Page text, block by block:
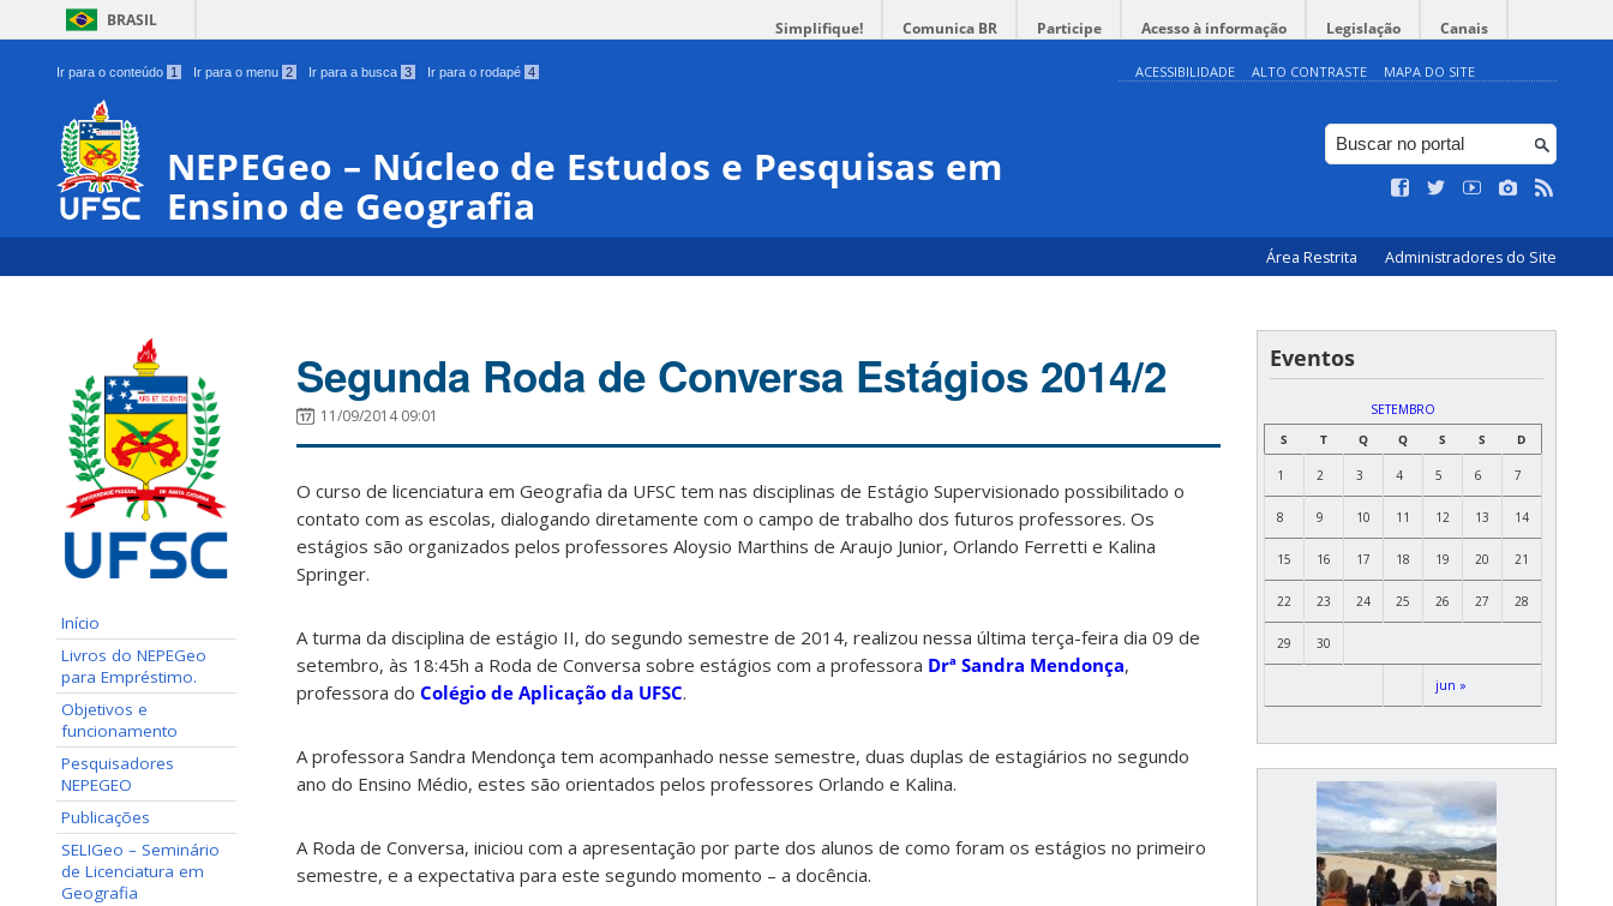
BRASIL Simplifique! Comunica BR Participe Acesso à informação Legislação Canais
Ir para o conteúdo 1 Ir para o menu 2 Ir para a busca 3 Ir para o rodapé 4 ACESSIBILIDADE ALTO CONTRASTE MAPA DO SITE
NEPEGeo – Núcleo de Estudos e Pesquisas em
Ensino de Geografia
Área Restrita Administradores do Site
Início
Livros do NEPEGeo
para Empréstimo.
Objetivos e
funcionamento
Pesquisadores
NEPEGEO
Publicações
SELIGeo – Seminário
de Licenciatura em
Geografia
Segunda Roda de Conversa Estágios 2014/2
11/09/2014 09:01
O curso de licenciatura em Geografia da UFSC tem nas disciplinas de Estágio Supervisionado possibilitado o
contato com as escolas, dialogando diretamente com o campo de trabalho dos futuros professores. Os
estágios são organizados pelos professores Aloysio Marthins de Araujo Junior, Orlando Ferretti e Kalina
Springer.
A turma da disciplina de estágio II, do segundo semestre de 2014, realizou nessa última terça-feira dia 09 de
setembro, às 18:45h a Roda de Conversa sobre estágios com a professora Drª Sandra Mendonça,
professora do Colégio de Aplicação da UFSC.
A professora Sandra Mendonça tem acompanhado nesse semestre, duas duplas de estagiários no segundo
ano do Ensino Médio, estes são orientados pelos professores Orlando e Kalina.
A Roda de Conversa, iniciou com a apresentação por parte dos alunos de como foram os estágios no primeiro
semestre, e a expectativa para este segundo momento – a docência.
Eventos
SETEMBRO
S
T Q Q S S D
jun »
1 2 3 4 5 6 7
8 9 10 11 12 13 14
15 16 17 18 19 20 21
22 23 24 25 26 27 28
29 30